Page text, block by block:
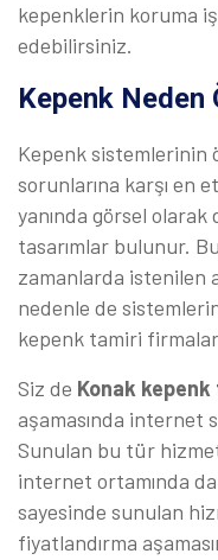
kepenklerin koruma
edebilirsiniz.
Kepenk Neden
Kepenk sistemlerinin
sorunlarına karşı en
yanında görsel olarak
tasarımlar bulunur.
zamanlarda istenilen
nedenle de
kepenk tamiri
Siz de Konak
aşamasında internet
Sunulan bu tür
internet ortamında
sayesinde sunulan
fiyatlandırma